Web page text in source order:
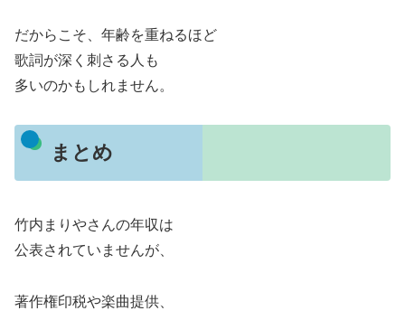
だからこそ、年齢を重ねるほど
歌詞が深く刺さる人も
多いのかもしれません。
まとめ
竹内まりやさんの年収は
公表されていませんが、
著作権印税や楽曲提供、